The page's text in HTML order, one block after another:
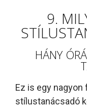
9.
HÁNY
Ez is egy
stílustanácsadó